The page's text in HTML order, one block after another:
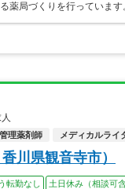
薬局づくりを行っていま
理薬剤師 メディカルライ
川県観音寺市）
転勤なし 土日休み（相談可含